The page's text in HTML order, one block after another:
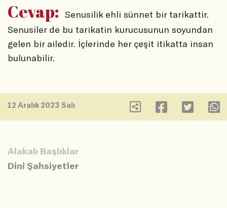
Cevap: Senusilik ehli sünnet bir tarikattir.
Senusiler de bu tarikatin kurucusunun soyundan
gelen bir ailedir. İçlerinde her çeşit itikatta insan
bulunabilir.
12 Aralık 2023 Salı
Alakalı Başlıklar
Dini Şahsiyetler